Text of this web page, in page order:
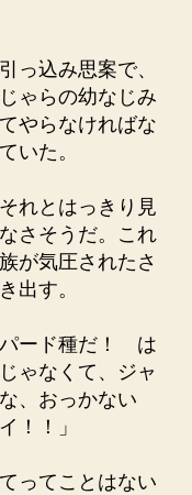
っ込み思案で、
ゃらの幼なじみ
やらなければな
いた。
れとはっきり見
さそうだ。これ
が気圧されたさ
出す。
パード種だ！ は
ゃなくて、ジャ
、おっかない
！！」
ってことはない